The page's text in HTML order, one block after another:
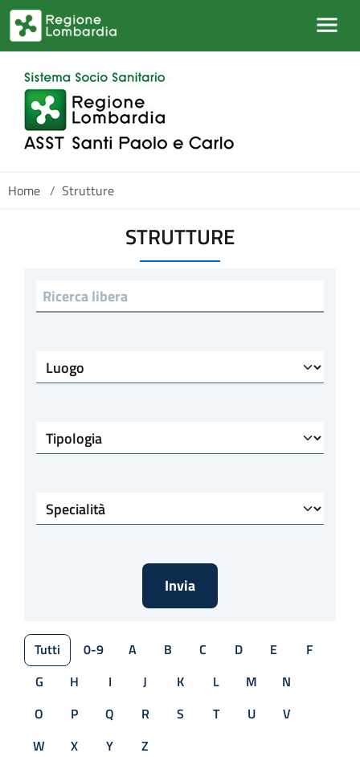
Salta al contenuto principale
Home / Strutture
STRUTTURE
Ricerca libera
Luogo
Tipologia
Specialità
Tutti 0-9 A B C D E
F
G
H I J K L M
N
O
P Q R S T U
V
W
X Y Z